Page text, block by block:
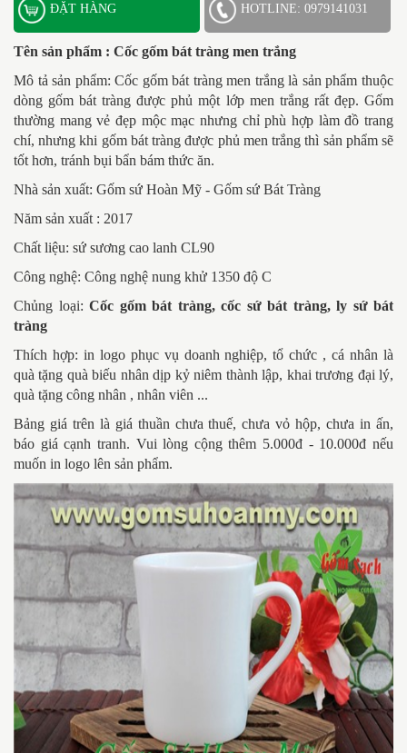
ĐẶT HÀNG HOTLINE: 0979141031
Tên sản phẩm : Cốc gốm bát tràng men trắng
Mô tả sản phẩm: Cốc gốm bát tràng men trắng là sản phẩm thuộc
dòng gốm bát tràng được phủ một lớp men trắng rất đẹp. Gốm
thường mang vẻ đẹp mộc mạc nhưng chỉ phù hợp làm đồ trang
chí, nhưng khi gốm bát tràng được phủ men trắng thì sản phẩm sẽ
tốt hơn, tránh bụi bẩn bám thức ăn.
Nhà sản xuất: Gốm sứ Hoàn Mỹ - Gốm sứ Bát Tràng
Năm sản xuất : 2017
Chất liệu: sứ sương cao lanh CL90
Công nghệ: Công nghệ nung khử 1350 độ C
Chủng loại: Cốc gốm bát tràng, cốc sứ bát tràng, ly sứ bát
tràng
Thích hợp: in logo phục vụ doanh nghiệp, tổ chức , cá nhân là
quà tặng quà biếu nhân dịp kỷ niêm thành lập, khai trương đại lý,
quà tặng công nhân , nhân viên ...
Bảng giá trên là giá thuần chưa thuế, chưa vỏ hộp, chưa in ấn,
báo giá cạnh tranh. Vui lòng cộng thêm 5.000đ - 10.000đ nếu
muốn in logo lên sản phẩm.